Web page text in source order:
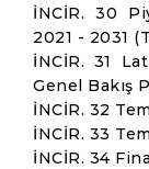
İNCİR. 30
2021 - 2031
İNCİR. 31
Genel Bakış
İNCİR. 32
İNCİR. 33
İNCİR. 34